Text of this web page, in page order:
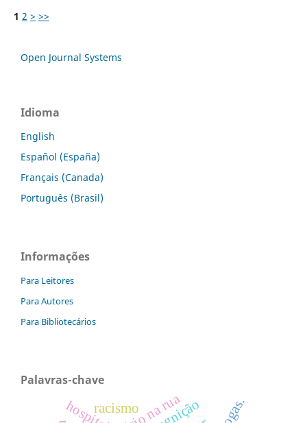
1 2 > >>
Open Journal Systems
Idioma
English
Español (España)
Français (Canada)
Português (Brasil)
Informações
Para Leitores
Para Autores
Para Bibliotecários
Palavras-chave
hospitalracismo